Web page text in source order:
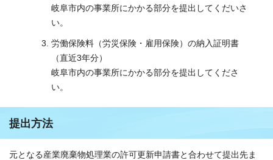
岐阜市内の事業所にかかる部分を提出してくだいさ
い。
労働保険料（労災保険・雇用保険）の納入証明書
（直近3年分）
岐阜市内の事業所にかかる部分を提出してくださ
い。
提出方法
元となる産業廃棄物処理業の許可更新申請書と合わせて提出先ま